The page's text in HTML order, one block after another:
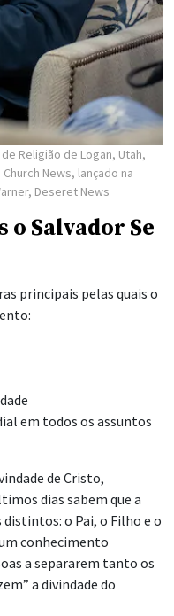
Religião de Logan, Utah,
News, lançado na
Deseret News
o Salvador Se
principais pelas quais o
em todos os assuntos
de Cristo,
dias sabem que a
o Pai, o Filho e o
conhecimento
a separarem tanto os
a divindade do